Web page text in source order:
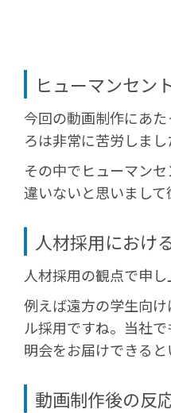
ヒューマンセン
今回の動画制作にあ
ろは非常に苦労しまし
その中でヒューマン
違いないと思いまして
人材採用におけ
人材採用の観点で申
例えば遠方の学生向
ル採用ですね。当社
明会をお届けできる
動画制作後の反